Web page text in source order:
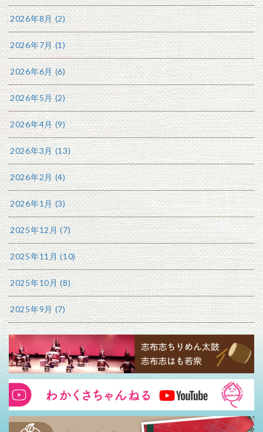
2026年8月 (2)
2026年7月 (1)
2026年6月 (6)
2026年5月 (2)
2026年4月 (9)
2026年3月 (13)
2026年2月 (4)
2026年1月 (3)
2025年12月 (7)
2025年11月 (10)
2025年10月 (8)
2025年9月 (7)